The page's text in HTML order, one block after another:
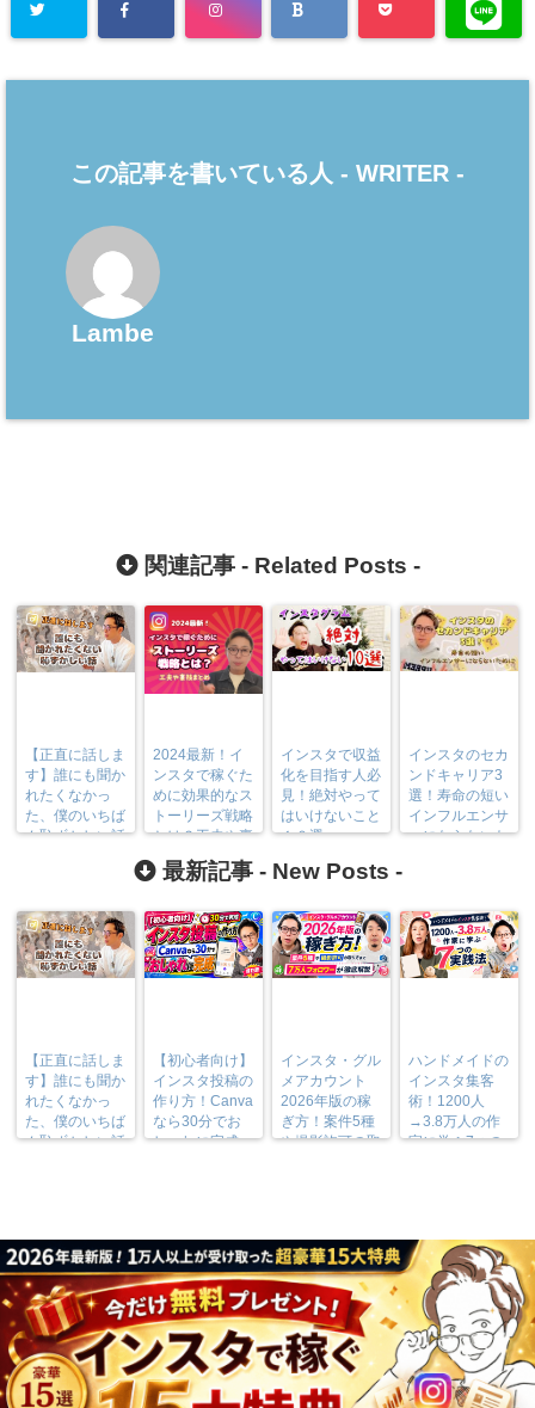
この記事を書いている人 - WRITER -
Lambe
関連記事 - Related Posts -
【正直に話しま
す】誰にも聞か
れたくなかっ
た、僕のいちば
ん恥ずかしい話
2024最新！イ
ンスタで稼ぐた
めに効果的なス
トーリーズ戦略
とは？工夫や裏
技まとめ
インスタで収益
化を目指す人必
見！絶対やって
はいけないこと
１０選
インスタのセカ
ンドキャリア3
選！寿命の短い
インフルエンサ
ーにならないた
最新記事 - New Posts -
【正直に話しま
す】誰にも聞か
れたくなかっ
た、僕のいちば
ん恥ずかしい話
【初心者向け】
インスタ投稿の
作り方！Canva
なら30分でお
しゃれに完成
インスタ・グル
メアカウント
2026年版の稼
ぎ方！案件5種
や撮影許可の取
ハンドメイドの
インスタ集客
術！1200人
→3.8万人の作
家に学ぶ7つの